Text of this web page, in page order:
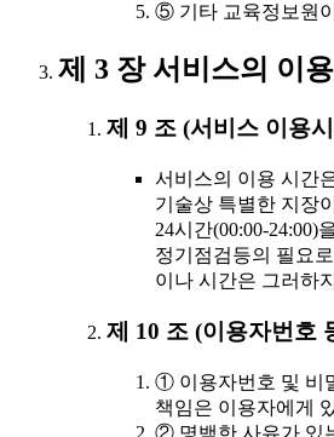
⑤ 기타 교육정보원
제 3 장 서비스의 이용
제 9 조 (서비스 이용
서비스의 이용 시간
기술상 특별한 지장
24시간(00:00-24:00)
정기점검등의 필요
이나 시간은 그러하
제 10 조 (이용자번호
① 이용자번호 및 비
책임은 이용자에게
② 명백한 사유가 있